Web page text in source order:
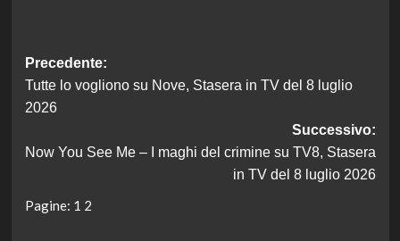
Navigazione
articolo
Precedente:
Tutte lo vogliono su Nove, Stasera in TV del 8 luglio
2026
Successivo:
Now You See Me – I maghi del crimine su TV8, Stasera
in TV del 8 luglio 2026
Pagine: 1 2